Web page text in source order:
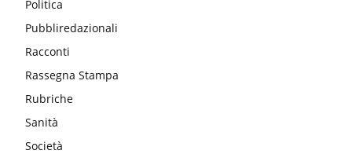
Politica
Pubbliredazionali
Racconti
Rassegna Stampa
Rubriche
Sanità
Società